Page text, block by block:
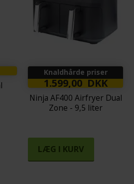
Knaldhårde priser
1.599,00 DKK
Ninja AF400 Airfryer Dual
Zone - 9,5 liter
LÆG I KURV